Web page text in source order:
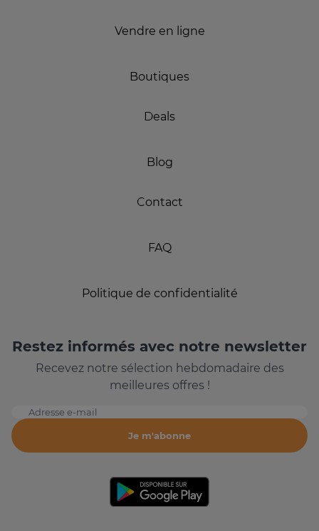
Vendre en ligne
Boutiques
Deals
Blog
Contact
FAQ
Politique de confidentialité
Restez informés avec notre newsletter
Recevez notre sélection hebdomadaire des
meilleures offres !
Adresse e-mail
Je m'abonne